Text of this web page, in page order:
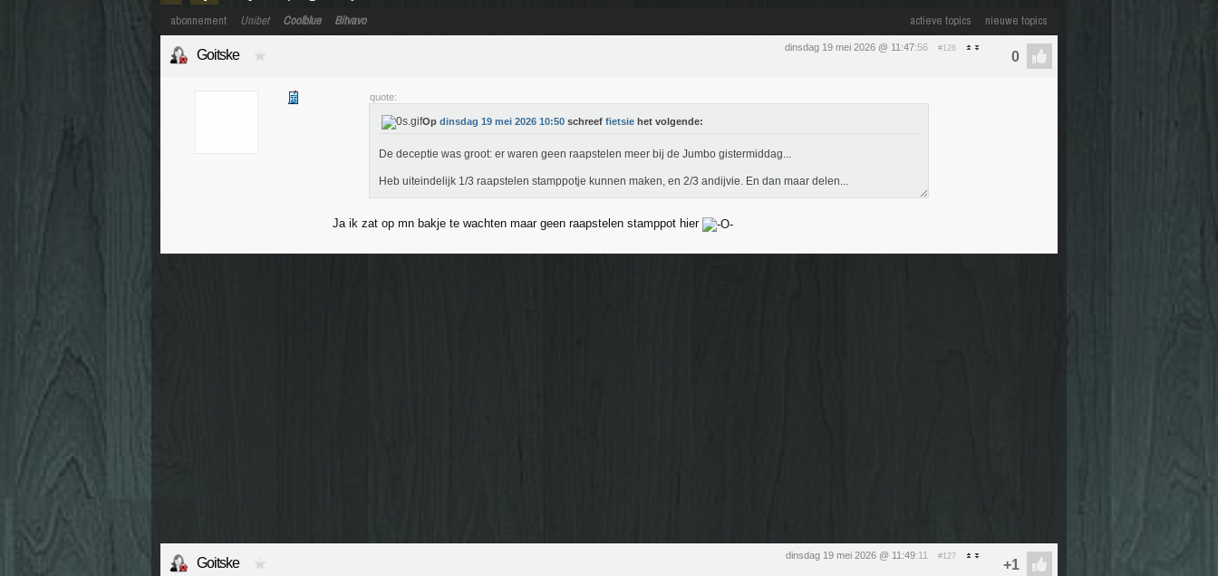
actieve topics nieuwe topics
abonnement Unibet Coolblue Bitvavo
dinsdag 19 mei 2026 @ 11:47:56 #126
Goitske
quote:
Op dinsdag 19 mei 2026 10:50 schreef fietsie het volgende:
De deceptie was groot: er waren geen raapstelen meer bij de Jumbo gistermiddag...
Heb uiteindelijk 1/3 raapstelen stamppotje kunnen maken, en 2/3 andijvie. En dan maar delen...
Ja ik zat op mn bakje te wachten maar geen raapstelen stamppot hier
dinsdag 19 mei 2026 @ 11:49:11 #127
Goitske